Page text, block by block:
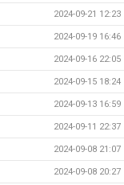
2024-09-21 12:23
2024-09-19 16:46
2024-09-16 22:05
2024-09-15 18:24
2024-09-13 16:59
2024-09-11 22:37
2024-09-08 21:07
2024-09-08 20:27